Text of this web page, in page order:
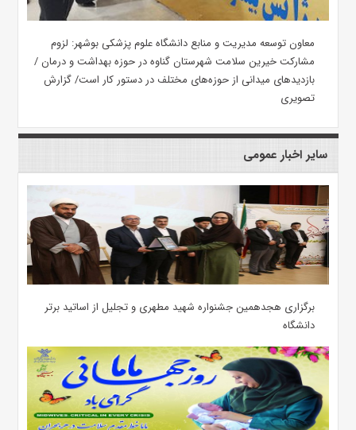
معاون توسعه مدیریت و منابع دانشگاه علوم پزشکی بوشهر: لزوم
مشارکت خیرین سلامت شهرستان گناوه در حوزه بهداشت و درمان /
بازدیدهای میدانی از حوزه‌های مختلف در دستور کار است/ گزارش
تصویری
سایر اخبار عمومی
برگزاری هجدهمین جشنواره شهید مطهری و تجلیل از اساتید برتر
دانشگاه